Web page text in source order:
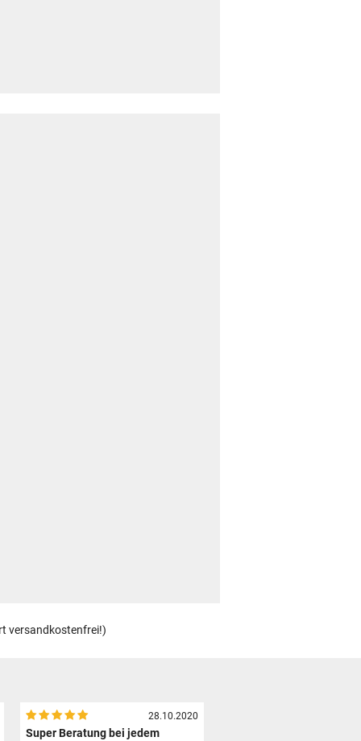
versandkostenfrei!)
28.10.2020
Super Beratung bei jedem